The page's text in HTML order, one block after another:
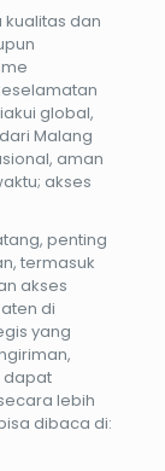
dan
global,
Malang
aman
akses
penting
termasuk
akses
di
yang
dapat
lebih
dibaca di: